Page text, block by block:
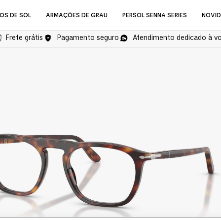
DE SOL ARMAÇÕES DE GRAU PERSOL SENNA SERIES
NOVIDADES
Óculos de Grau
COMPRAR ÓCULOS DE
Frete grátis Pagamento seguro Atendimento dedicado à